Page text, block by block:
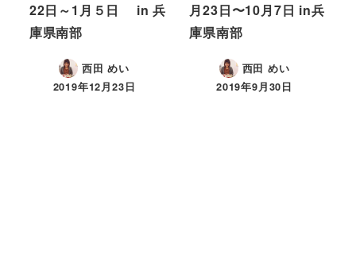
22日～1月５日 in 兵
庫県南部
西田 めい
2019年12月23日
月23日〜10月7日 in兵
庫県南部
西田 めい
2019年9月30日